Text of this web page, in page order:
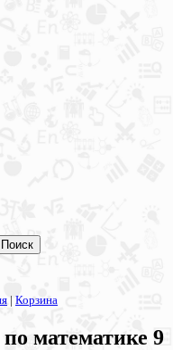
| Корзина
математике 9